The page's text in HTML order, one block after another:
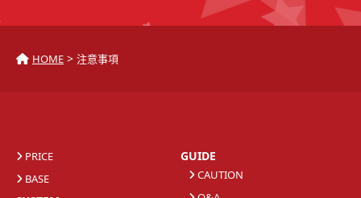
HOME > 注意事項
PRICE
BASE
GUIDE
CAUTION